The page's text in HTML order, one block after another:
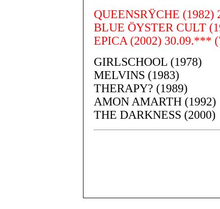
QUEENSRŸCHE (1982)
BLUE ÖYSTER CULT
EPICA (2002) 30.09.***
GIRLSCHOOL (1978)
MELVINS (1983)
THERAPY? (1989)
AMON AMARTH (1992)
THE DARKNESS (2000)